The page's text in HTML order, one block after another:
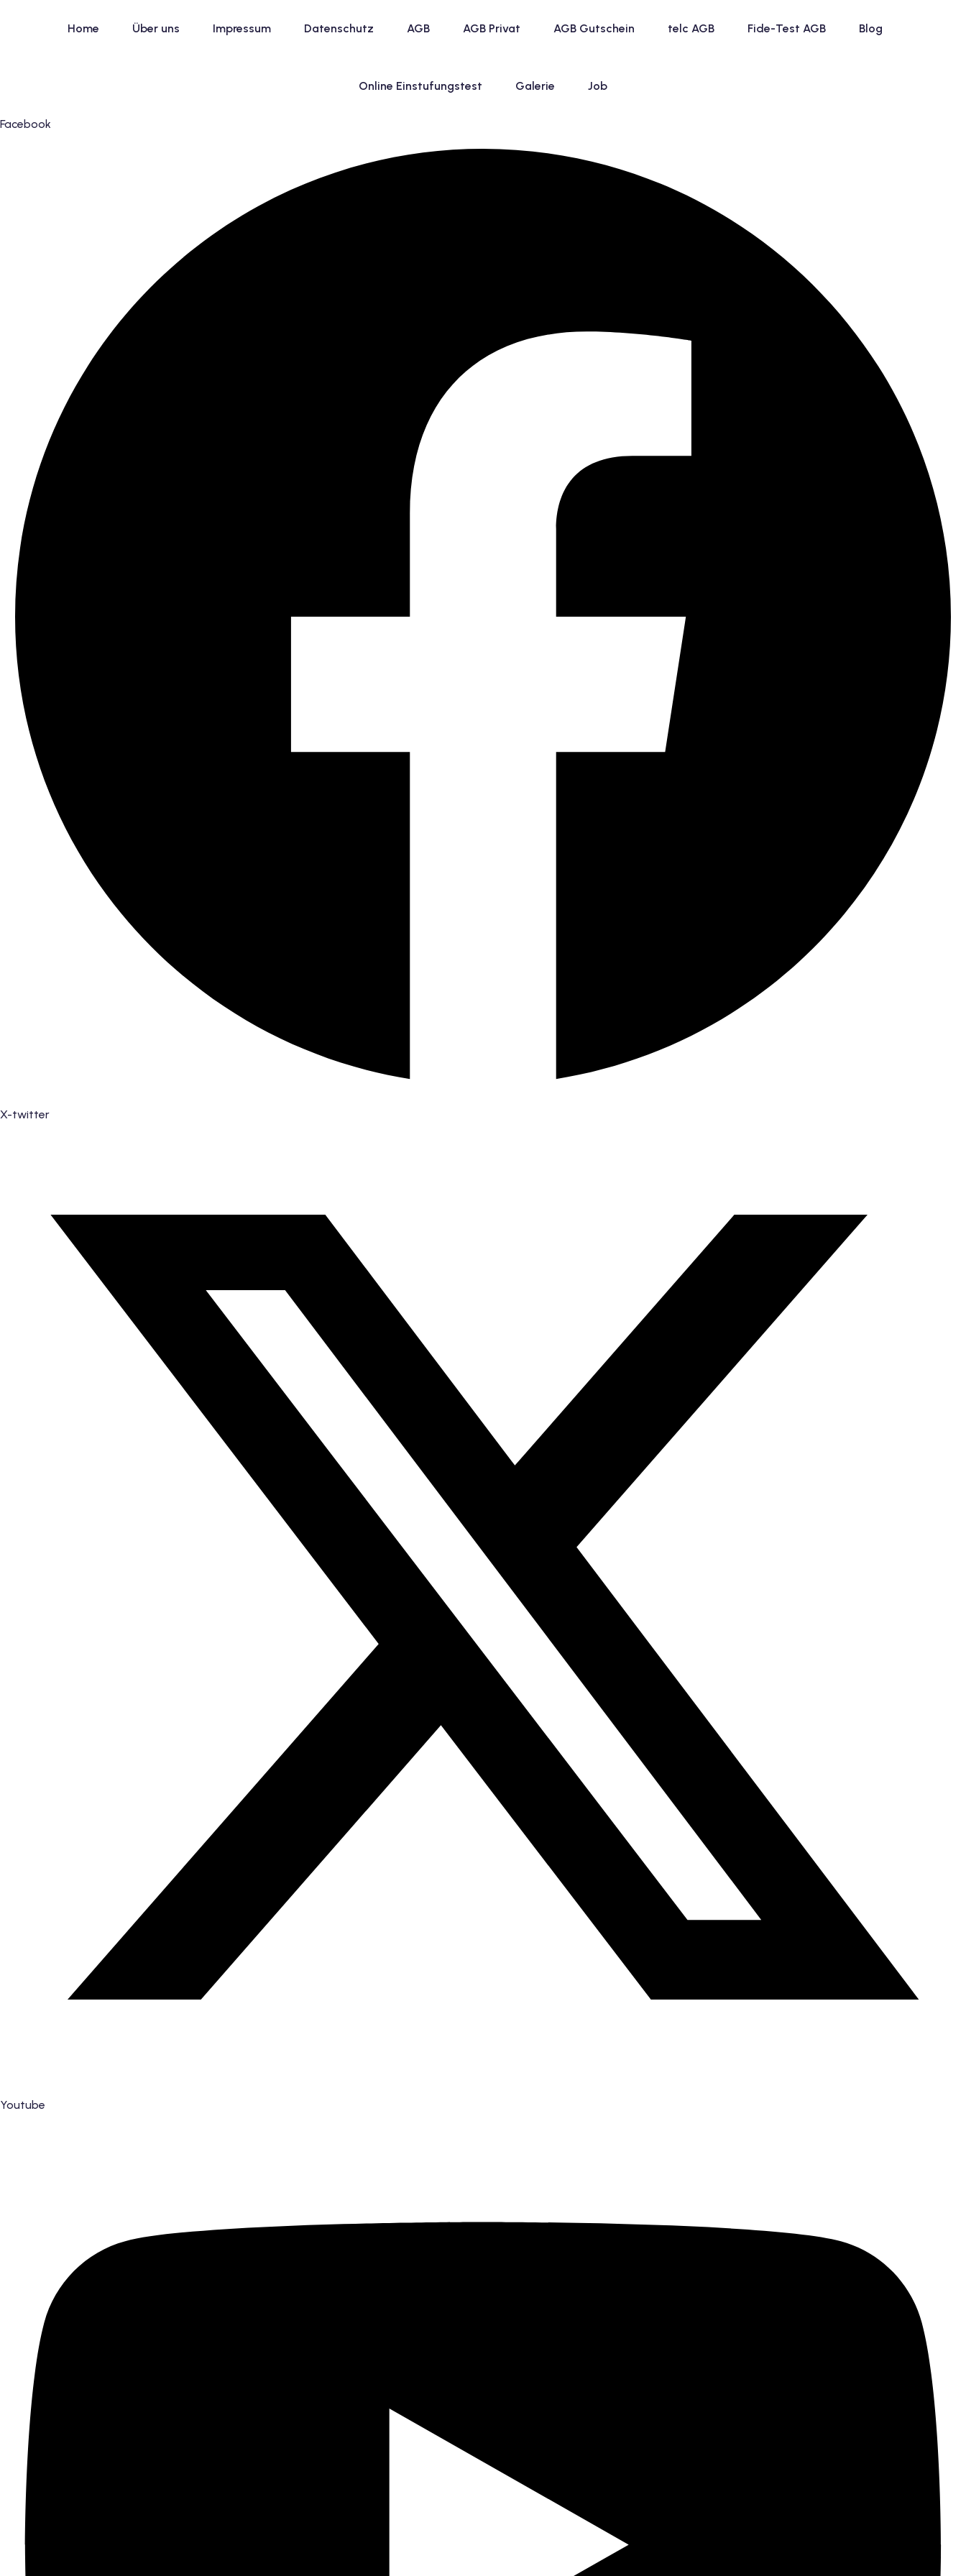
Home Über uns Impressum Datenschutz AGB AGB Privat AGB Gutschein telc AGB Fide-Test AGB Blog
Online Einstufungstest Galerie Job
Facebook
X-twitter
Youtube